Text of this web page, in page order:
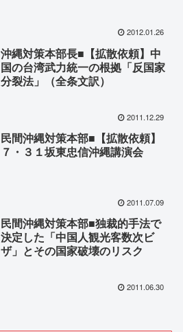
2012.01.26
沖縄対策本部長■【拡散依頼】中
国の台湾武力統一の根拠「反国家
分裂法」（全条文訳）
2011.12.29
民間沖縄対策本部■【拡散依頼】
７・３１坂東忠信沖縄講演会
2011.07.09
民間沖縄対策本部■独裁的手法で
決定した「中国人観光客数次ビ
ザ」とその国家破壊のリスク
2011.06.30